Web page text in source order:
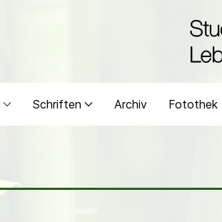
Schriften Archiv Fotothek